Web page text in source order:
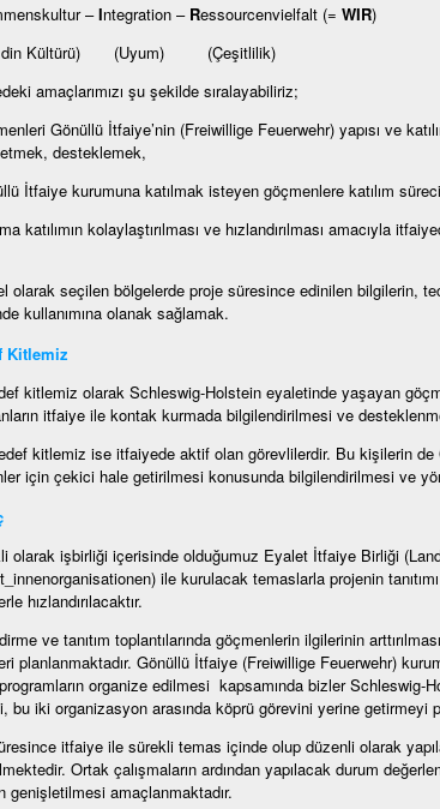
–Integration – Ressourcenvielfalt (= WIR)
Kültürü) (Uyum) (Çeşitlilik)
amaçlarımızı şu şekilde sıralayabiliriz;
Gönüllü İtfaiye’nin (Freiwillige Feuerwehr) yapısı ve
desteklemek,
İtfaiye kurumuna katılmak isteyen göçmenlere katılım
katılımın kolaylaştırılması ve hızlandırılması amacıyla
olarak seçilen bölgelerde proje süresince edinilen bilgilerin,
kullanımına olanak sağlamak.
Kitlemiz
kitlemiz olarak Schleswig-Holstein eyaletinde yaşayan
itfaiye ile kontak kurmada bilgilendirilmesi ve
kitlemiz ise itfaiyede aktif olan görevlilerdir. Bu kişilerin
için çekici hale getirilmesi konusunda bilgilendirilmesi ve
olarak işbirliği içerisinde olduğumuz Eyalet İtfaiye Birliği
ile kurulacak temaslarla projenin
hızlandırılacaktır.
ve tanıtım toplantılarında göçmenlerin ilgilerinin
planlanmaktadır. Gönüllü İtfaiye (Freiwillige Feuerwehr)
organize edilmesi kapsamında bizler
bu iki organizasyon arasında köprü görevini yerine getirmeyi
itfaiye ile sürekli temas içinde olup düzenli olarak
Ortak çalışmaların ardından yapılacak durum
genişletilmesi amaçlanmaktadır.